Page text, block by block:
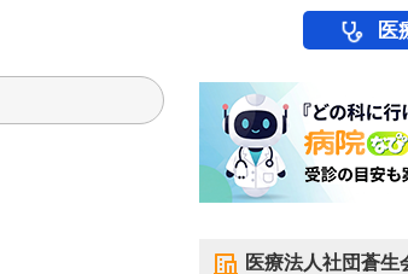
医
医療法人社団蒼生